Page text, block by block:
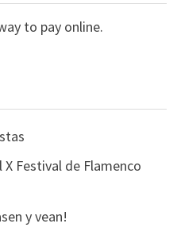
Festival de Flamenco
y vean!